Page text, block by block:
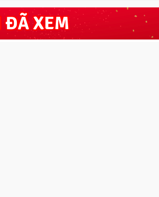
ĐÃ XEM